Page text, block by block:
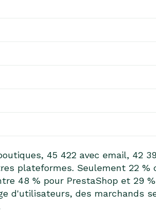
45 422 avec email, 42
plateformes. Seulement 22 %
48 % pour PrestaShop et 29
d'utilisateurs, des marchands